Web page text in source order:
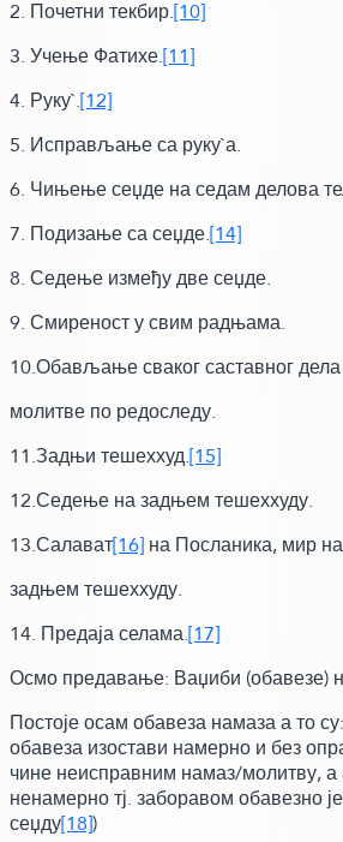
2. Почетни текбир.[10]
3. Учење Фатихе.[11]
4. Руку`.[12]
5. Исправљање са руку`а.
6. Чињење сеџде на седам делова
7. Подизање са сеџде.[14]
8. Седење између две сеџде.
9. Смиреност у свим радњама.
10.Обављање сваког саставног
молитве по редоследу.
11.Задњи тешеххуд.[15]
12.Седење на задњем тешеххуду.
13.Салават[16]на Посланика, мир
задњем тешеххуду.
14. Предаја селама.[17]
Осмо предавање: Ваџиби (обавезе)
Постоје осам обавеза намаза а то
обавеза изостави намерно и без
чине неисправним намаз/молитву, а
ненамерно тј. заборавом обавезно
сеџду[18])